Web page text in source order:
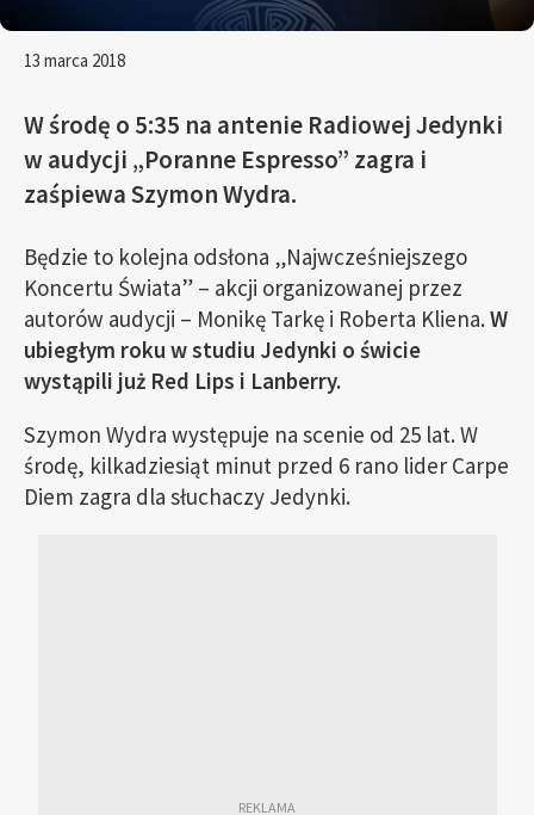
13 marca 2018
W środę o 5:35 na antenie Radiowej Jedynki
w audycji „Poranne Espresso” zagra i
zaśpiewa Szymon Wydra.
Będzie to kolejna odsłona „Najwcześniejszego
Koncertu Świata” – akcji organizowanej przez
autorów audycji – Monikę Tarkę i Roberta Kliena. W
ubiegłym roku w studiu Jedynki o świcie
wystąpili już Red Lips i Lanberry.
Szymon Wydra występuje na scenie od 25 lat. W
środę, kilkadziesiąt minut przed 6 rano lider Carpe
Diem zagra dla słuchaczy Jedynki.